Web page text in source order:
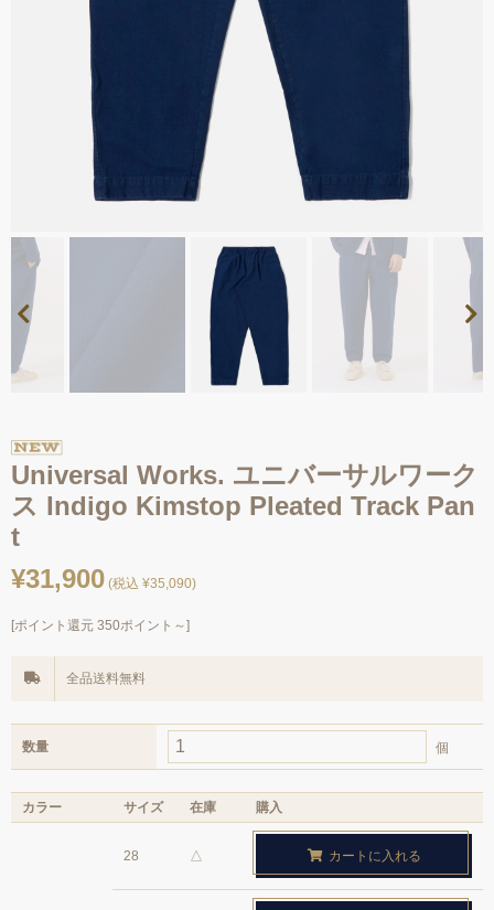
Universal Works. ユニバーサルワーク
ス Indigo Kimstop Pleated Track Pan
t
¥31,900 (税込 ¥35,090)
[ポイント還元 350ポイント～]
全品送料無料
数量 個
カラー サイズ 在庫 購入
28 △ カートに入れる